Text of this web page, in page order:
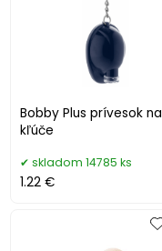
Bobby Plus prívesok na
kľúče
skladom 14785 ks
1.22 €